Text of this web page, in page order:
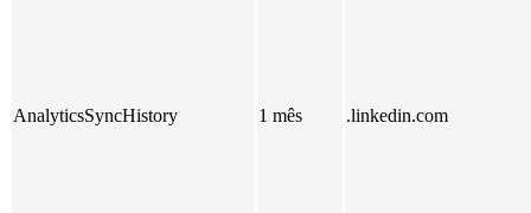
AnalyticsSyncHistory 1 mês .linkedin.com